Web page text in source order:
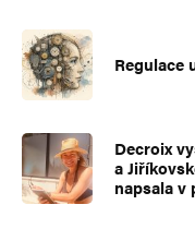
Regulace
Decroix
a
napsala v